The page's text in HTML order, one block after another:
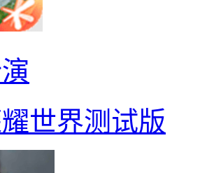
世界测试版